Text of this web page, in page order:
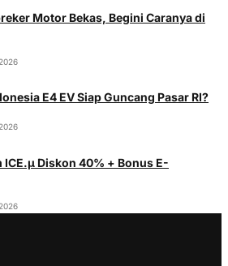
Motor Bekas, Begini Caranya di
E4 EV Siap Guncang Pasar RI?
ICE.µ Diskon 40% + Bonus E-